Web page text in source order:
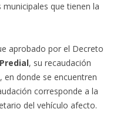
que tienen la
aprobado por el Decreto
, su recaudación
en donde se encuentren
corresponde a la
del vehículo afecto.